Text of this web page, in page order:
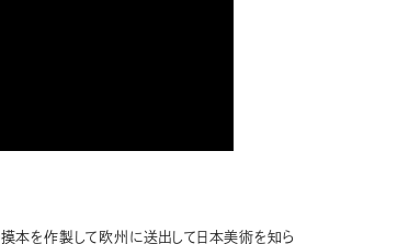
を作製して欧州に送出して日本美術を知ら